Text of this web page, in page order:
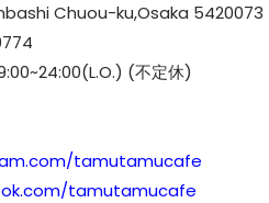
Chuou-ku,Osaka 5420073
(不定休)
tamutamucafe
tamutamucafe